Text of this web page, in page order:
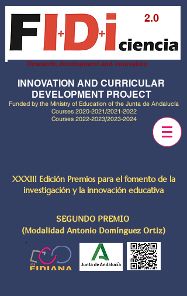
2.0
Research, development and innovation
INNOVATION AND CURRICULAR
DEVELOPMENT PROJECT
Funded by the Ministry of Education of the Junta de Andalucía
Courses 2020-2021/2021-2022
Courses 2022-2023/2023-2024
XXXIII Edición Premios para el fomento de la
investigación y la innovación educativa
SEGUNDO PREMIO
(Modalidad Antonio Domínguez Ortiz)